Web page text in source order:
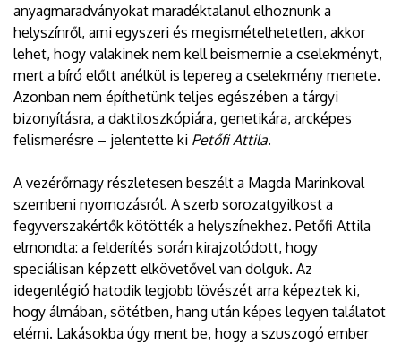
anyagmaradványokat maradéktalanul elhoznunk a
helyszínről, ami egyszeri és megismételhetetlen, akkor
lehet, hogy valakinek nem kell beismernie a cselekményt,
mert a bíró előtt anélkül is lepereg a cselekmény menete.
Azonban nem építhetünk teljes egészében a tárgyi
bizonyításra, a daktiloszkópiára, genetikára, arcképes
felismerésre – jelentette ki Petőfi Attila.
A vezérőrnagy részletesen beszélt a Magda Marinkoval
szembeni nyomozásról. A szerb sorozatgyilkost a
fegyverszakértők kötötték a helyszínekhez. Petőfi Attila
elmondta: a felderítés során kirajzolódott, hogy
speciálisan képzett elkövetővel van dolguk. Az
idegenlégió hatodik legjobb lövészét arra képeztek ki,
hogy álmában, sötétben, hang után képes legyen találatot
elérni. Lakásokba úgy ment be, hogy a szuszogó ember